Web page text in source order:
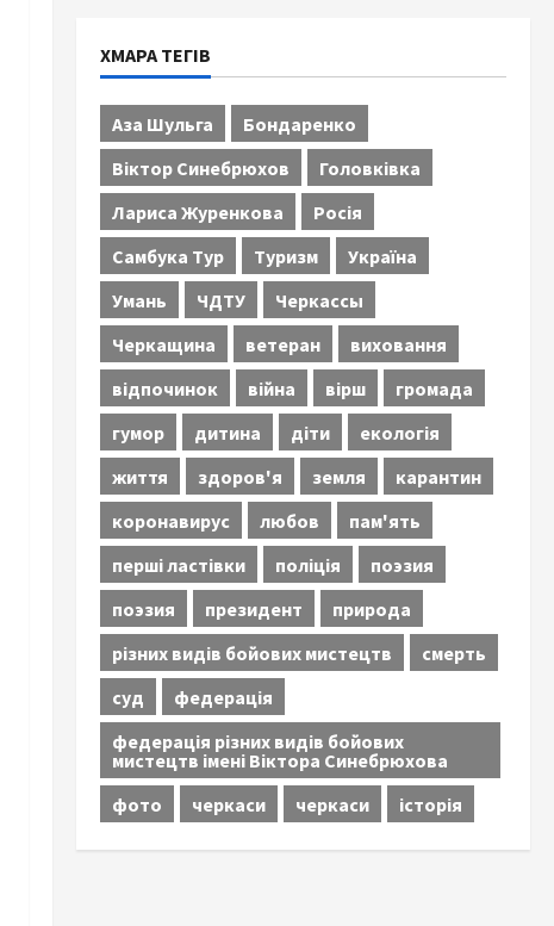
ХМАРА ТЕГІВ
Аза Шульга
Бондаренко
Віктор Синебрюхов
Головківка
Лариса Журенкова
Росія
Самбука Тур
Туризм
Україна
Умань
ЧДТУ
Черкассы
Черкащина
ветеран
виховання
відпочинок
війна вірш
громада
гумор
дитина діти
екологія
життя
здоров'я земля
карантин
коронавирус
любов
пам'ять
перші ластівки
поліція
поэзия
поэзия
президент
природа
різних видів бойових мистецтв
смерть
суд
федерація
федерація різних видів бойових
мистецтв імені Віктора Синебрюхова
фото
черкаси черкаси історія